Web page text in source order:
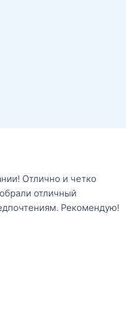
Отлично и четко
отличный
Рекомендую!